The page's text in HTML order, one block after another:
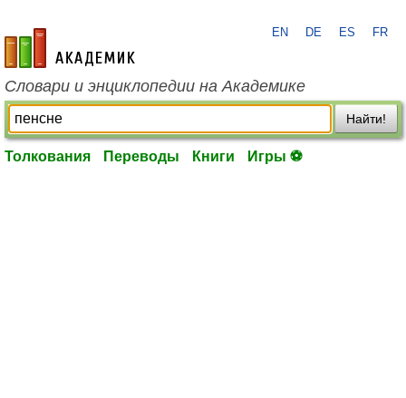
academic.ru
EN DE ES FR
Словари и энциклопедии на Академике
Найти!
Толкования Переводы Книги Игры ⚽